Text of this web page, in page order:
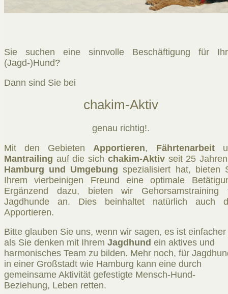
Sie suchen eine sinnvolle Beschäftigung für
(Jagd-)Hund?
Dann sind Sie bei
chakim-Aktiv
genau richtig!.
Mit den Gebieten Apportieren, Fährtenarbeit
Mantrailing auf die sich chakim-Aktivseit 25
Hamburg und Umgebung spezialisiert hat, bieten
Ihrem vierbeinigen Freund eine optimale
Ergänzend dazu, bieten wir Gehorsamstraining
Jagdhunde an. Dies beinhaltet natürlich auch
Apportieren.
Bitte glauben Sie uns, wenn wir sagen, es ist einfacher
als Sie denken mit Ihrem Jagdhund ein aktives und
harmonisches Team zu bilden. Mehr noch, für
in einer Großstadt wie Hamburg kann eine durch
gemeinsame Aktivität gefestigte Mensch-Hund-
Beziehung, Leben retten.